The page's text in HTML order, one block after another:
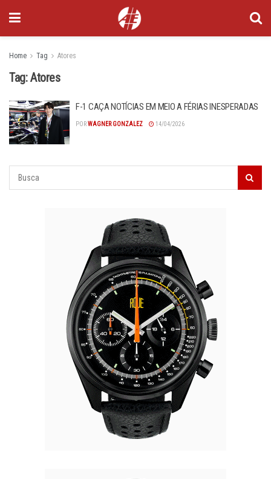
Home Tag Atores
Tag:Atores
F-1 CAÇA NOTÍCIAS EM MEIO A FÉRIAS INESPERADAS
PORWAGNER GONZALEZ 14/04/2026